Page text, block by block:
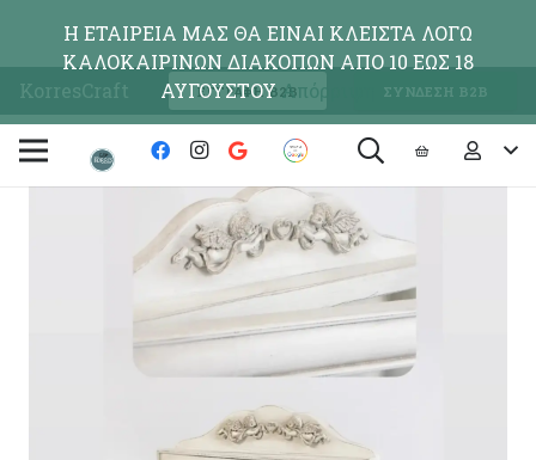
KorresCraft ΕΓΓΡΑΦΗ Β2Β ΣΥΝΔΕΣΗ Β2Β
Η ΕΤΑΙΡΕΙΑ ΜΑΣ ΘΑ ΕΙΝΑΙ ΚΛΕΙΣΤΑ ΛΟΓΩ
ΚΑΛΟΚΑΙΡΙΝΩΝ ΔΙΑΚΟΠΩΝ ΑΠΟ 10 ΕΩΣ 18
ΑΥΓΟΥΣΤΟΥΑπόρριψη